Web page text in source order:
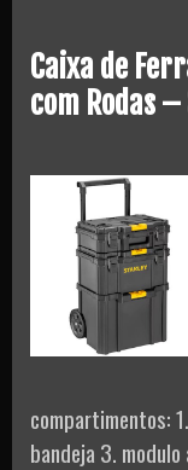
Caixa de
com Rodas
compartimentos:
bandeja 3. modulo